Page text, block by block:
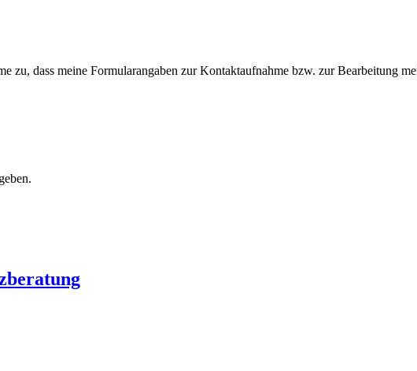
zu, dass meine Formularangaben zur Kontaktaufnahme bzw. zur Bearbeitung